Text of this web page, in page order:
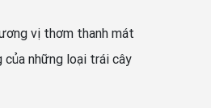
vị thơm thanh mát
của những loại trái cây